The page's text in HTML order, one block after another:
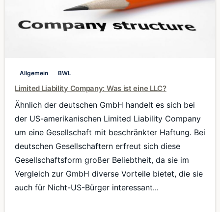
Allgemein BWL
Limited Liability Company: Was ist eine LLC?
Ähnlich der deutschen GmbH handelt es sich bei
der US-amerikanischen Limited Liability Company
um eine Gesellschaft mit beschränkter Haftung. Bei
deutschen Gesellschaftern erfreut sich diese
Gesellschaftsform großer Beliebtheit, da sie im
Vergleich zur GmbH diverse Vorteile bietet, die sie
auch für Nicht-US-Bürger interessant...